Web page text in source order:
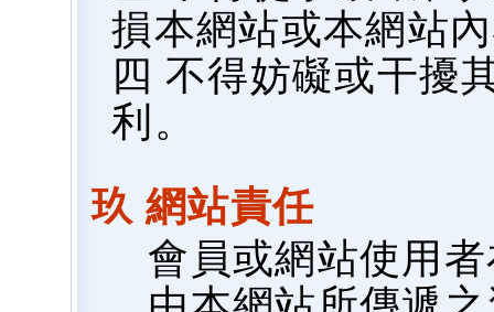
損本網站或本網站
四 不得妨礙或干擾
利。
玖 網站責任
會員或網站使用